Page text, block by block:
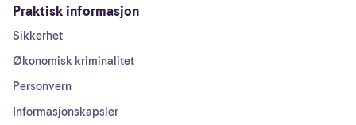
Praktisk informasjon
Sikkerhet
Økonomisk kriminalitet
Personvern
Informasjonskapsler